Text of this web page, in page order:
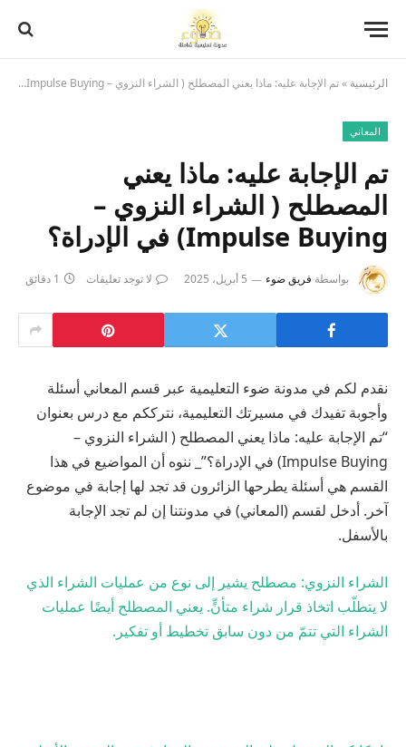
الرئيسية »تم الإجابة عليه: ماذا يعني المصطلح ( الشراء النزوي – Impulse Buying) في الإدراة؟
المعاني
تم الإجابة عليه: ماذا يعني
المصطلح ( الشراء النزوي –
Impulse Buying) في الإدراة؟
بواسطة فريق ضوء 5 أبريل، 2025 لا توجد تعليقات 1 دقائق
نقدم لكم في مدونة ضوء التعليمية عبر قسم المعاني أسئلة
وأجوبة تفيدك في مسيرتك التعليمية، نترككم مع درس بعنوان
“تم الإجابة عليه: ماذا يعني المصطلح ( الشراء النزوي –
Impulse Buying) في الإدراة؟”_ ننوه أن المواضيع في هذا
القسم هي أسئلة يطرحها الزائرون قد تجد لها إجابة في موضوع
آخر. أدخل لقسم (المعاني) في مدونتنا إن لم تجد الإجابة
بالأسفل.
الشراء النزوي: مصطلح يشير إلى نوع من عمليات الشراء الذي
لا يتطلّب اتخاذ قرار شراء متأنٍّ. يعني المصطلح أيضًا عمليات
الشراء التي تتمّ من دون سابق تخطيط أو تفكير.